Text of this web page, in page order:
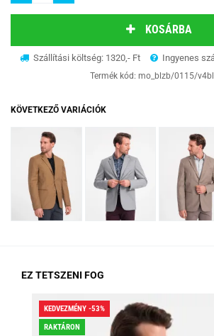
KOSÁRBA
Szállítási költség: 1320,- Ft Ingyenes
Termék kód: mo_blzb/0115/
KÖVETKEZŐ VARIÁCIÓK
EZ TETSZENI FOG
KEDVEZMÉNY -53%
RAKTÁRON